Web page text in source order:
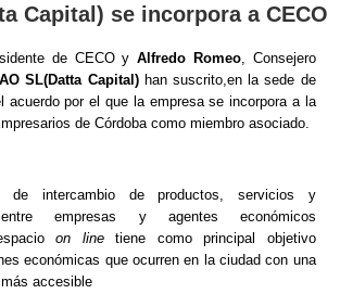
Capital) se incorpora a CECO
de CECO yAlfredo Romeo, Consejero
SL(Datta Capital)han suscrito,en la sede de
acuerdo por el que la empresa se incorpora a la
de Córdoba como miembro asociado.
de intercambio de productos, servicios y
entre empresas y agentes económicos
on linetiene como principal objetivo
económicas que ocurren en la ciudad con una
accesible